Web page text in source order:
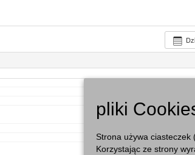
pliki
Strona używa ciasteczek
Korzystając ze strony